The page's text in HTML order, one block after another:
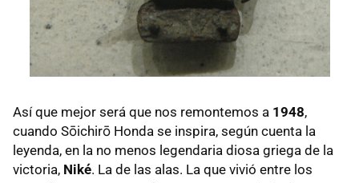
Así que mejor será que nos remontemos a 1948,
cuando Sōichirō Honda se inspira, según cuenta la
leyenda, en la no menos legendaria diosa griega de la
victoria, Niké. La de las alas. La que vivió entre los